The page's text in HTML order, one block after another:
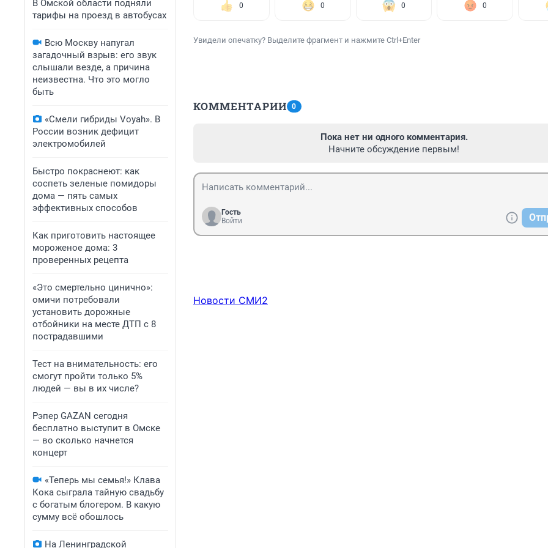
В Омской области подняли
тарифы на проезд в автобусах
Всю Москву напугал
загадочный взрыв: его звук
слышали везде, а причина
неизвестна. Что это могло
быть
«Смели гибриды Voyah». В
России возник дефицит
электромобилей
Быстро покраснеют: как
соспеть зеленые помидоры
дома — пять самых
эффективных способов
Как приготовить настоящее
мороженое дома: 3
проверенных рецепта
«Это смертельно цинично»:
омичи потребовали
установить дорожные
отбойники на месте ДТП с 8
пострадавшими
Тест на внимательность: его
смогут пройти только 5%
людей — вы в их числе?
Рэпер GAZAN сегодня
бесплатно выступит в Омске
— во сколько начнется
концерт
«Теперь мы семья!» Клава
Кока сыграла тайную свадьбу
с богатым блогером. В какую
сумму всё обошлось
На Ленинградской
0 0 0 0
Увидели опечатку? Выделите фрагмент и нажмите Ctrl+Enter
КОММЕНТАРИИ 0
Пока нет ни одного комментария.
Начните обсуждение первым!
Гость
Войти
Новости СМИ2